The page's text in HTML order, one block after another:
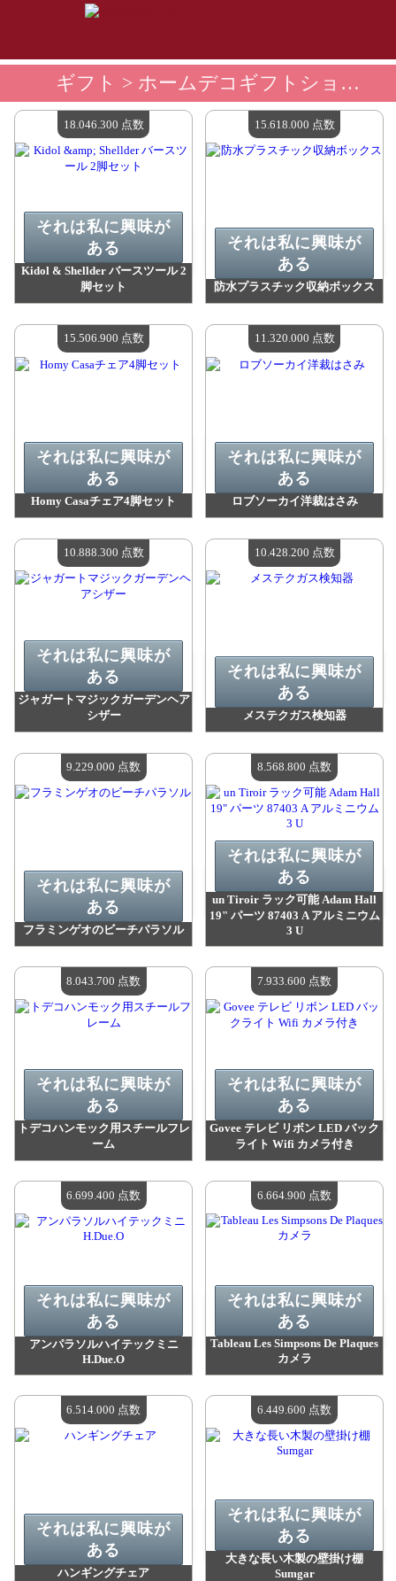
ギフト > ホームデコギフトショップ
Kidol & Shellder バースツール 2
脚セット
利用可能な数量：4
それは私に興味が
ある
18.046.300 点数
防水プラスチック収納ボックス
利用可能な数量：4
それは私に興味が
ある
15.618.000 点数
Homy Casaチェア4脚セット
利用可能な数量：4
それは私に興味が
ある
15.506.900 点数
ロブソーカイ洋裁はさみ
利用可能な数量：4
それは私に興味が
ある
11.320.000 点数
ジャガートマジックガーデンヘア
シザー
利用可能な数量：4
それは私に興味が
ある
10.888.300 点数
メステクガス検知器
利用可能な数量：4
それは私に興味が
ある
10.428.200 点数
フラミンゲオのビーチパラソル
利用可能な数量：4
それは私に興味が
ある
9.229.000 点数
un Tiroir ラック可能 Adam Hall
19" パーツ 87403 A アルミニウム
3 U
利用可能な数量：4
それは私に興味が
ある
8.568.800 点数
トデコハンモック用スチールフレ
ーム
利用可能な数量：4
それは私に興味が
ある
8.043.700 点数
Govee テレビ リボン LED バック
ライト Wifi カメラ付き
利用可能な数量：4
それは私に興味が
ある
7.933.600 点数
アンパラソルハイテックミニ
H.Due.O
利用可能な数量：4
それは私に興味が
ある
6.699.400 点数
Tableau Les Simpsons De Plaques
カメラ
利用可能な数量：4
それは私に興味が
ある
6.664.900 点数
ハンギングチェア
それは私に興味が
ある
6.514.000 点数
大きな長い木製の壁掛け棚
Sumgar
それは私に興味が
ある
6.449.600 点数